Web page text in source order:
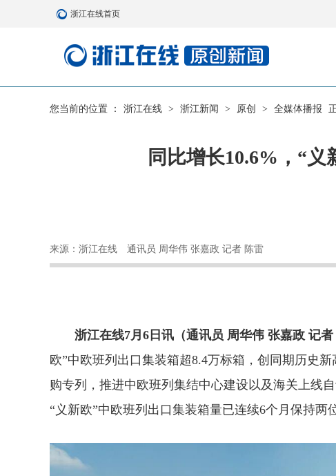
浙江在线首页
您当前的位置 ： 浙江在线 > 浙江新闻 > 原创 > 全媒体播报
同比增长10.6%，“
来源：浙江在线 通讯员 周华伟 张嘉政 记者 陈雷
浙江在线7月6日讯（通讯员 周华伟 张嘉政 记者
欧”中欧班列出口集装箱超8.4万标箱，创同期历史
购专列，推进中欧班列集结中心建设以及海关上线
“义新欧”中欧班列出口集装箱量已连续6个月保持两